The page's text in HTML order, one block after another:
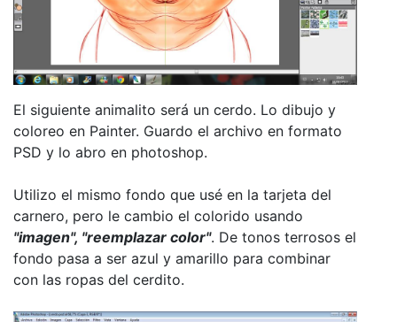
El siguiente animalito será un cerdo. Lo dibujo y
coloreo en Painter. Guardo el archivo en formato
PSD y lo abro en photoshop.
Utilizo el mismo fondo que usé en la tarjeta del
carnero, pero le cambio el colorido usando
"imagen", "reemplazar color". De tonos terrosos el
fondo pasa a ser azul y amarillo para combinar
con las ropas del cerdito.